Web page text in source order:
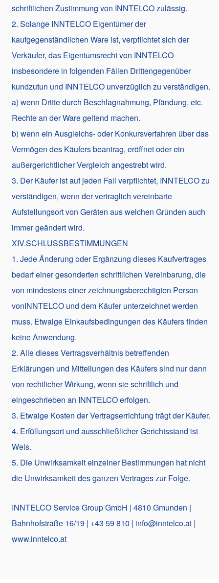
schriftlichen Zustimmung von INNTELCO zulässig.
2. Solange INNTELCO Eigentümer der
kaufgegenständlichen Ware ist, verpflichtet sich der
Verkäufer, das Eigentumsrecht von INNTELCO
insbesondere in folgenden Fällen Drittengegenüber
kundzutun und INNTELCO unverzüglich zu verständigen.
a) wenn Dritte durch Beschlagnahmung, Pfändung, etc.
Rechte an der Ware geltend machen.
b) wenn ein Ausgleichs- oder Konkursverfahren über das
Vermögen des Käufers beantrag, eröffnet oder ein
außergerichtlicher Vergleich angestrebt wird.
3. Der Käufer ist auf jeden Fall verpflichtet, INNTELCO zu
verständigen, wenn der vertraglich vereinbarte
Aufstellungsort von Geräten aus welchen Gründen auch
immer geändert wird.
XIV.SCHLUSSBESTIMMUNGEN
1. Jede Änderung oder Ergänzung dieses Kaufvertrages
bedarf einer gesonderten schriftlichen Vereinbarung, die
von mindestens einer zeichnungsberechtigten Person
vonINNTELCO und dem Käufer unterzeichnet werden
muss. Etwaige Einkaufsbedingungen des Käufers finden
keine Anwendung.
2. Alle dieses Vertragsverhältnis betreffenden
Erklärungen und Mitteilungen des Käufers sind nur dann
von rechtlicher Wirkung, wenn sie schriftlich und
eingeschrieben an INNTELCO erfolgen.
3. Etwaige Kosten der Vertragserrichtung trägt der Käufer.
4. Erfüllungsort und ausschließlicher Gerichtsstand ist
Wels.
5. Die Unwirksamkeit einzelner Bestimmungen hat nicht
die Unwirksamkeit des ganzen Vertrages zur Folge.
INNTELCO Service Group GmbH | 4810 Gmunden |
Bahnhofstraße 16/19 | +43 59 810 | info@inntelco.at |
www.inntelco.at